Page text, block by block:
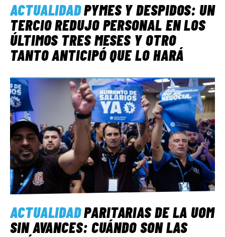
ACTUALIDADPYMES Y DESPIDOS: UN
TERCIO REDUJO PERSONAL EN LOS
ÚLTIMOS TRES MESES Y OTRO
TANTO ANTICIPÓ QUE LO HARÁ
ACTUALIDADPARITARIAS DE LA UOM
SIN AVANCES: CUÁNDO SON LAS